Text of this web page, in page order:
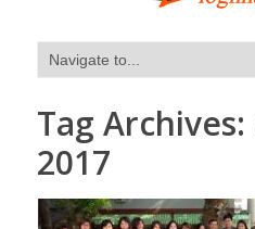
Tag Archives:
2017